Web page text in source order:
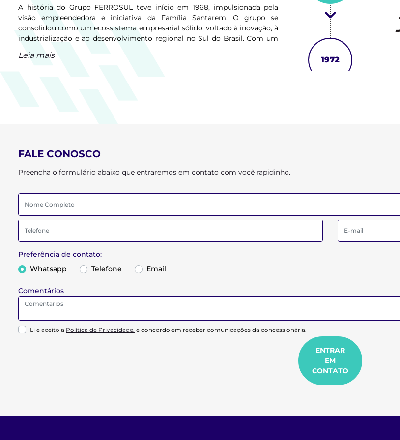
1972
1999
A história do Grupo FERROSUL teve início em 1968, impulsionada pela
visão empreendedora e iniciativa da Família Santarem. O grupo se
consolidou como um ecossistema empresarial sólido, voltado à inovação, à
industrialização e ao desenvolvimento regional no Sul do Brasil. Com um
a FERROSUL construiu um legado que hoje sustenta operações
Leia mais
FALE CONOSCO
Preencha o formulário abaixo que entraremos em contato com você rapidinho.
Preferência de contato:
Whatsapp
Telefone Email
Comentários
Li e aceito a Política de Privacidade. e concordo em receber comunicações da concessionária.
ENTRAR
EM
CONTATO